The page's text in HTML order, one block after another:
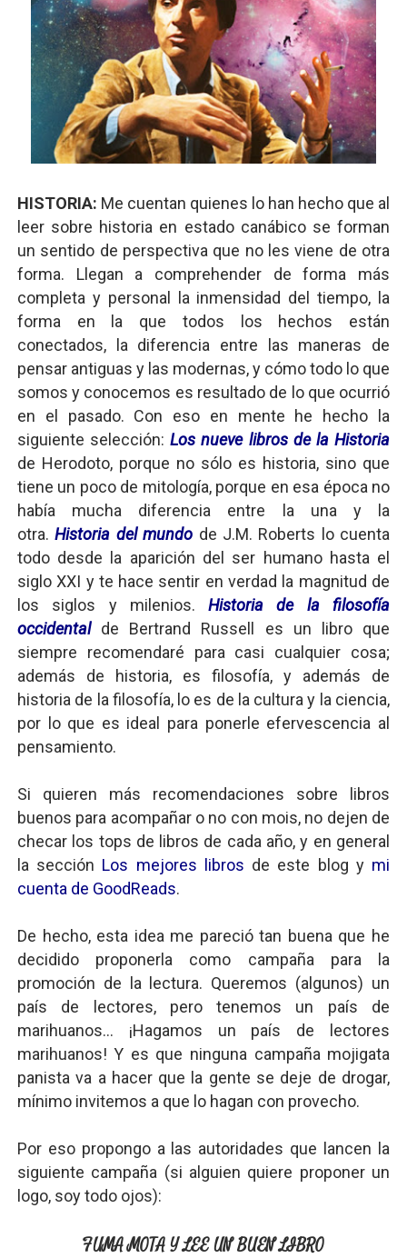
HISTORIA: Me cuentan quienes lo han hecho que al
leer sobre historia en estado canábico se forman
un sentido de perspectiva que no les viene de otra
forma. Llegan a comprehender de forma más
completa y personal la inmensidad del tiempo, la
forma en la que todos los hechos están
conectados, la diferencia entre las maneras de
pensar antiguas y las modernas, y cómo todo lo que
somos y conocemos es resultado de lo que ocurrió
en el pasado. Con eso en mente he hecho la
siguiente selección:Los nueve libros de la Historia
de Herodoto, porque no sólo es historia, sino que
tiene un poco de mitología, porque en esa época no
había mucha diferencia entre la una y la
otra.Historia del mundo de J.M. Roberts lo cuenta
todo desde la aparición del ser humano hasta el
siglo XXI y te hace sentir en verdad la magnitud de
los siglos y milenios.Historia de la filosofía
occidentalde Bertrand Russell es un libro que
siempre recomendaré para casi cualquier cosa;
además de historia, es filosofía, y además de
historia de la filosofía, lo es de la cultura y la ciencia,
por lo que es ideal para ponerle efervescencia al
pensamiento.
Si quieren más recomendaciones sobre libros
buenos para acompañar o no con mois, no dejen de
checar los tops de libros de cada año, y en general
la sección Los mejores libros de este blog y mi
cuenta de GoodReads.
De hecho, esta idea me pareció tan buena que he
decidido proponerla como campaña para la
promoción de la lectura. Queremos (algunos) un
país de lectores, pero tenemos un país de
marihuanos... ¡Hagamos un país de lectores
marihuanos! Y es que ninguna campaña mojigata
panista va a hacer que la gente se deje de drogar,
mínimo invitemos a que lo hagan con provecho.
Por eso propongo a las autoridades que lancen la
siguiente campaña (si alguien quiere proponer un
logo, soy todo ojos):
FUMA MOTA Y LEE UN BUEN LIBRO